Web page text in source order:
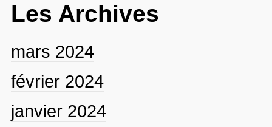
Les Archives
mars 2024
février 2024
janvier 2024